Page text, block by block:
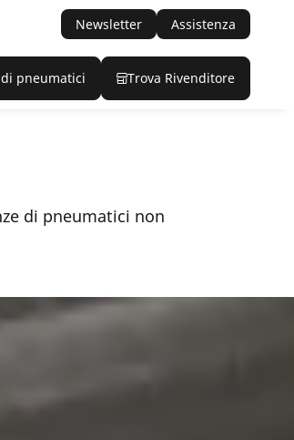
Newsletter Assistenza
pneumatici Trova Rivenditore
di pneumatici non